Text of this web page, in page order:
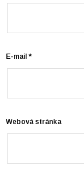
E-mail *
Webová stránka